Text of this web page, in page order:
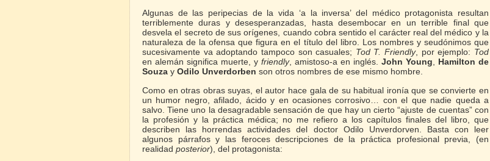
Algunas de las peripecias de la vida ‘a la inversa’ del médico protagonista resultan
terriblemente duras y desesperanzadas, hasta desembocar en un terrible final que
desvela el secreto de sus orígenes, cuando cobra sentido el carácter real del médico y la
naturaleza de la ofensa que figura en el título del libro. Los nombres y seudónimos que
sucesivamente va adoptando tampoco son casuales; Tod T. Friendly, por ejemplo: Tod
en alemán significa muerte, y friendly, amistoso-a en inglés. John Young, Hamilton de
Souza y Odilo Unverdorben son otros nombres de ese mismo hombre.
Como en otras obras suyas, el autor hace gala de su habitual ironía que se convierte en
un humor negro, afilado, ácido y en ocasiones corrosivo… con el que nadie queda a
salvo. Tiene uno la desagradable sensación de que hay un cierto “ajuste de cuentas” con
la profesión y la práctica médica; no me refiero a los capítulos finales del libro, que
describen las horrendas actividades del doctor Odilo Unverdorven. Basta con leer
algunos párrafos y las feroces descripciones de la práctica profesional previa, (en
realidad posterior), del protagonista: